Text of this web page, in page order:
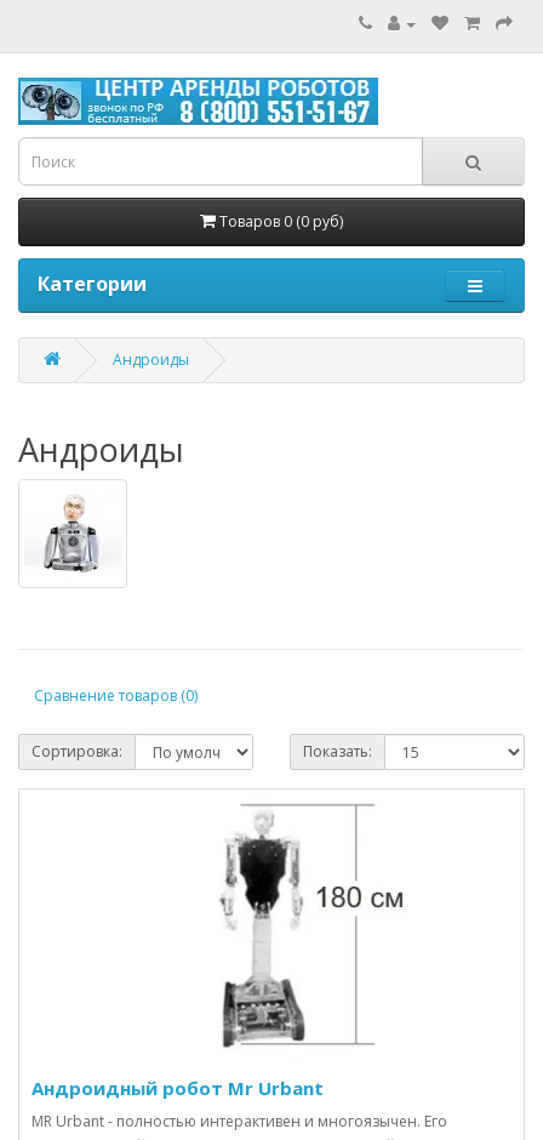
Товаров 0 (0 руб)
Категории
Андроиды
Андроиды
Сравнение товаров (0)
Сортировка: Показать:
Андроидный робот Mr Urbant
MR Urbant - полностью интерактивен и многоязычен. Его